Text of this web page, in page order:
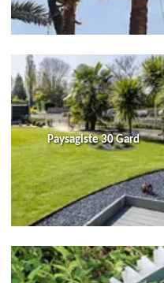
Paysagiste 30 Gard